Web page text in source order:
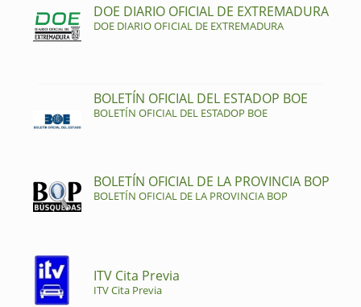
DOE DIARIO OFICIAL DE EXTREMADURA
DOE DIARIO OFICIAL DE EXTREMADURA
BOLETÍN OFICIAL DEL ESTADOP BOE
BOLETÍN OFICIAL DEL ESTADOP BOE
BOLETÍN OFICIAL DE LA PROVINCIA BOP
BOLETÍN OFICIAL DE LA PROVINCIA BOP
ITV Cita Previa
ITV Cita Previa